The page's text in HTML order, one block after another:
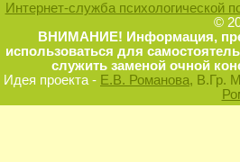
Интернет-служба психологической
©
ВНИМАНИЕ! Информация,
использоваться для
служить заменой очной
Идея проекта - Е.В. Романова, В.Гр.